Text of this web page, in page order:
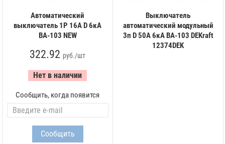
Автоматический
выключатель 1Р 16А D 6кА
ВА-103 NEW
322.92 руб./шт
Нет в наличии
Сообщить, когда появится
Выключатель
автоматический модульный
3п D 50А 6кА ВА-103 DEKraft
12374DEK